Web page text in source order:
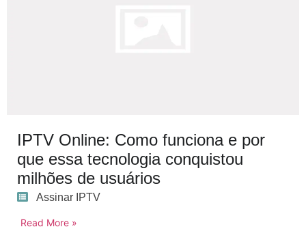
IPTV Online: Como funciona e por
que essa tecnologia conquistou
milhões de usuários
Assinar IPTV
Read More »